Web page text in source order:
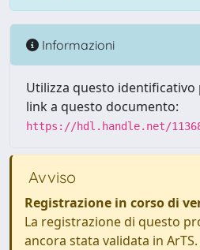
Informazioni
Utilizza questo
link a questo documento:
https://hdl.handle.net/
Avviso
Registrazione in corso di
La registrazione di questo
ancora stata validata in ArTS.